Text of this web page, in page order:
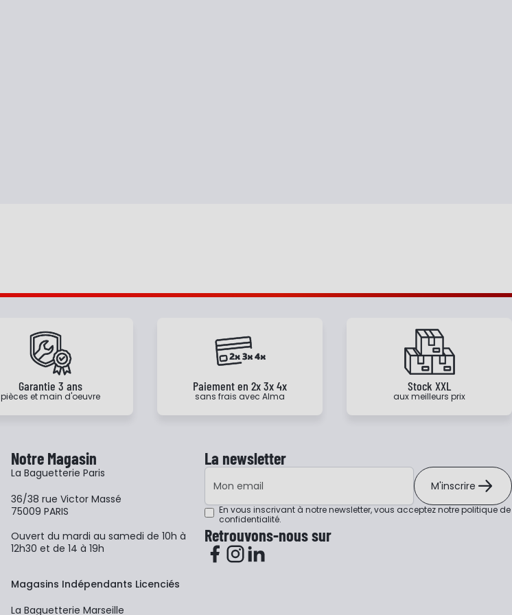
Garantie 3 ans
pièces et main d'oeuvre
Paiement en 2x 3x 4x
sans frais avec Alma
Stock XXL
aux meilleurs prix
Notre Magasin
La Baguetterie Paris
36/38 rue Victor Massé
75009 PARIS
Ouvert du mardi au samedi de 10h à
12h30 et de 14 à 19h
Magasins Indépendants Licenciés
La Baguetterie Marseille
La newsletter
Adresse e-mail
M'inscrire
En vous inscrivant à notre newsletter, vous acceptez notrepolitique de
confidentialité.
Retrouvons-nous sur